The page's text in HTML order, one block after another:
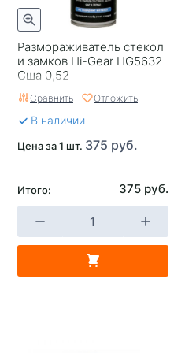
Размораживатель стекол
и замков Hi-Gear HG5632
Сша 0,52
Сравнить Отложить
В наличии
Цена за 1 шт. 375 руб.
Итого: 375 руб.